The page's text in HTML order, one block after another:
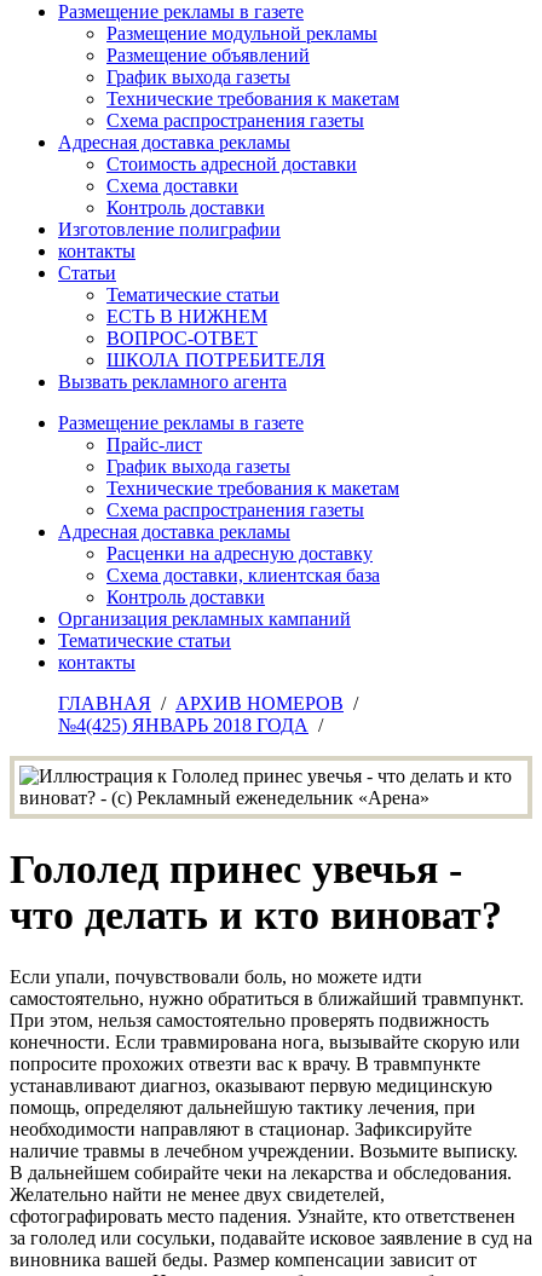
Размещение рекламы в газете
Размещение модульной рекламы
Размещение объявлений
График выхода газеты
Технические требования к макетам
Схема распространения газеты
Адресная доставка рекламы
Стоимость адресной доставки
Схема доставки
Контроль доставки
Изготовление полиграфии
контакты
Статьи
Тематические статьи
ЕСТЬ В НИЖНЕМ
ВОПРОС-ОТВЕТ
ШКОЛА ПОТРЕБИТЕЛЯ
Вызвать рекламного агента
Размещение рекламы в газете
Прайс-лист
График выхода газеты
Технические требования к макетам
Схема распространения газеты
Адресная доставка рекламы
Расценки на адресную доставку
Схема доставки, клиентская база
Контроль доставки
Организация рекламных кампаний
Тематические статьи
контакты
ГЛАВНАЯ / АРХИВ НОМЕРОВ /
№4(425) ЯНВАРЬ 2018 ГОДА /
Гололед принес увечья -
что делать и кто виноват?
Если упали, почувствовали боль, но можете идти
самостоятельно, нужно обратиться в ближайший травмпункт.
При этом, нельзя самостоятельно проверять подвижность
конечности. Если травмирована нога, вызывайте скорую или
попросите прохожих отвезти вас к врачу. В травмпункте
устанавливают диагноз, оказывают первую медицинскую
помощь, определяют дальнейшую тактику лечения, при
необходимости направляют в стационар. Зафиксируйте
наличие травмы в лечебном учреждении. Возьмите выписку.
В дальнейшем собирайте чеки на лекарства и обследования.
Желательно найти не менее двух свидетелей,
сфотографировать место падения. Узнайте, кто ответственен
за гололед или сосульки, подавайте исковое заявление в суд на
виновника вашей беды. Размер компенсации зависит от